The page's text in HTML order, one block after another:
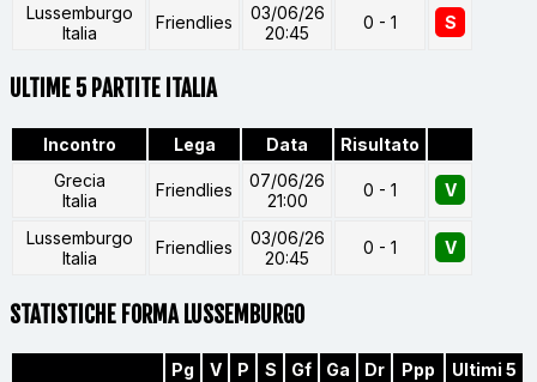
Lussemburgo
Italia
Friendlies
03/06/26
20:45
0 - 1 S
ULTIME 5 PARTITE ITALIA
Incontro Lega Data
Risultato
Grecia
Italia
Friendlies
07/06/26
21:00
0 - 1 V
Lussemburgo
Italia
Friendlies
03/06/26
20:45
0 - 1 V
STATISTICHE FORMA LUSSEMBURGO
Pg V P S Gf Ga Dr Ppp
Ultimi 5